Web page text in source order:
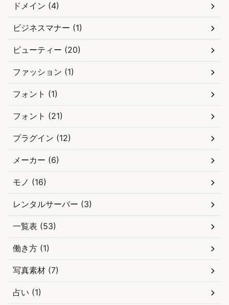
ドメイン (4)
ビジネスマナー (1)
ビューティー (20)
ファッション (1)
フォント (1)
フォント (21)
プラグイン (12)
メーカー (6)
モノ (16)
レンタルサーバー (3)
一覧表 (53)
働き方 (1)
写真素材 (7)
占い (1)